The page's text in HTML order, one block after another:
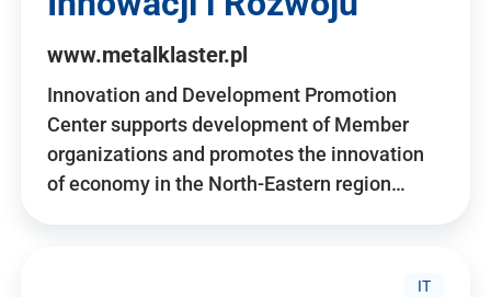
www.metalklaster.pl
Innovation and Development Promotion
Center supports development of Member
organizations and promotes the innovation
of economy in the North-Eastern region…
IT